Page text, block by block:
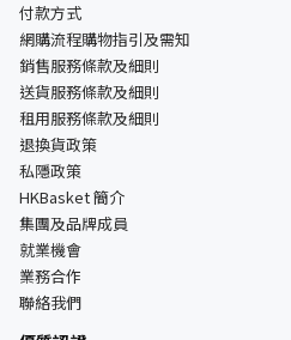
付款方式
網購流程購物指引及需知
銷售服務條款及細則
送貨服務條款及細則
租用服務條款及細則
退換貨政策
私隱政策
HKBasket 簡介
集團及品牌成員
就業機會
業務合作
聯絡我們